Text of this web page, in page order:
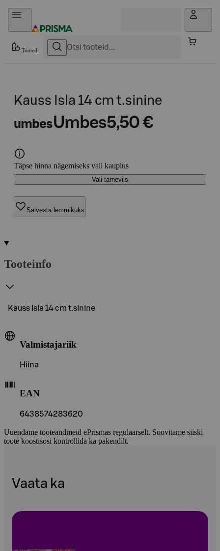
Otse sisu juurde
Tooted
Kauss Isla 14 cm t.sinine
umbesUmbes5,50 €
Täpse hinna nägemiseks vali kauplus
Vali tarneviis
Salvesta lemmikuks
Tooteinfo
Kauss Isla 14 cm t.sinine
Valmistajariik
Hiina
EAN
6438574283620
Uuendame tooteandmeid ePrismas regulaarselt. Soovitame siiski
toote koostisosi kontrollida ka pakendilt.
Vaata ka